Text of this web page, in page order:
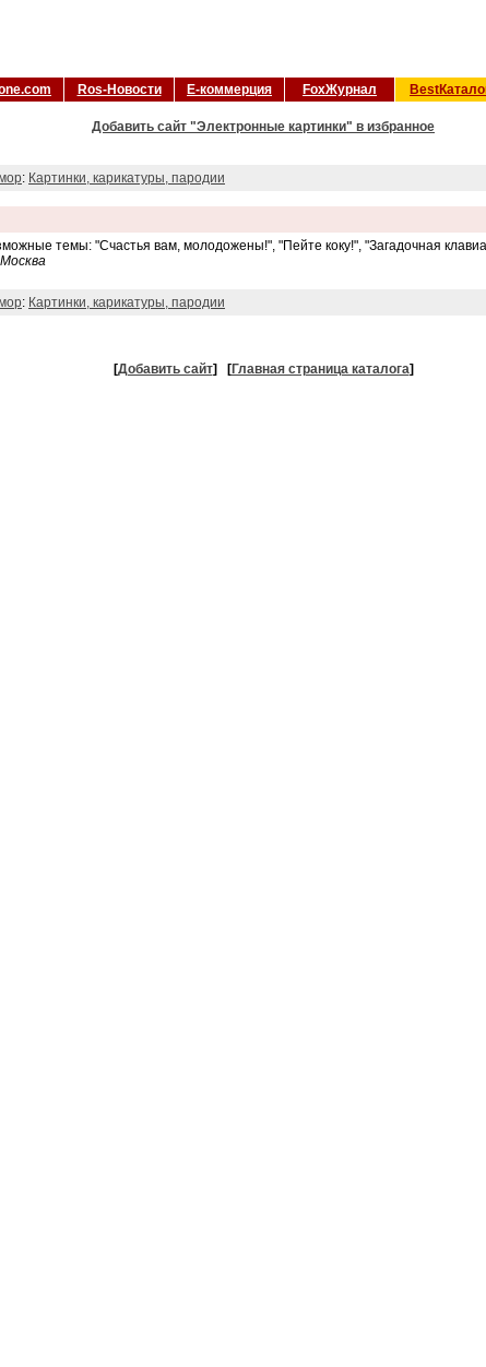
Ros-Новости Е-коммерция FoxЖурнал
Добавить сайт "Электронные картинки" в избранное
: Картинки, карикатуры, пародии
темы: "Счастья вам, молодожены!", "Пейте коку!", "Загадочная
: Картинки, карикатуры, пародии
[Добавить сайт] [Главная страница каталога]